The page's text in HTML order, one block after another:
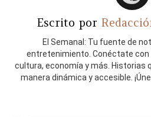
Escrito por
El Semanal: Tu fuente de
entretenimiento. Conéctate con
cultura, economía y más. Historias
manera dinámica y accesible.